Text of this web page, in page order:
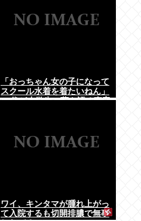
「おっちゃん女の子になって
スクール水着を着たいねん」
60代が小学生に夢を語る事案
ワイ、キンタマが腫れ上がっ
て入院するも切開排膿で無事